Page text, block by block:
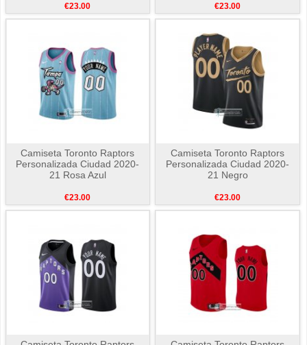
€23.00 €23.00
Camiseta Toronto Raptors
Personalizada Ciudad 2020-
21 Rosa Azul
€23.00
Camiseta Toronto Raptors
Personalizada Ciudad 2020-
21 Negro
€23.00